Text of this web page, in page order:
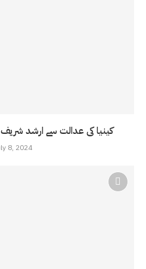
کینیا کی عدالت سے ارشد
8, 2024